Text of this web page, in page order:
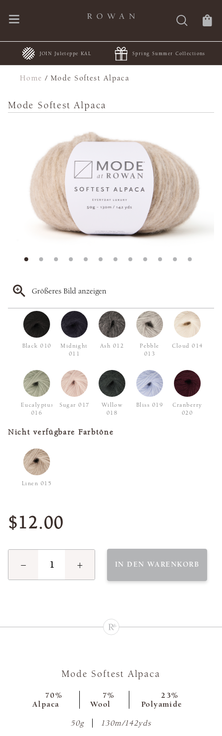
JOIN Juleteppe KAL Spring Summer Collections
Home /Mode Softest Alpaca
Mode Softest Alpaca
Größeres Bild anzeigen
Black 010
Midnight
011
Ash 012
Pebble
013
Cloud 014
Eucalyptus
016
Sugar 017
Willow
018
Bliss 019
Cranberry
020
Nicht verfügbare Farbtöne
Linen 015
$12.00
− + IN DEN WARENKORB
Mode Softest Alpaca
70%
Alpaca
7%
Wool
23%
Polyamide
50g 130m/142yds